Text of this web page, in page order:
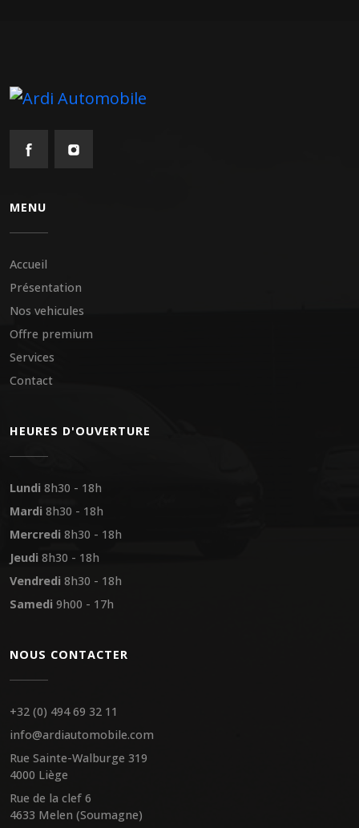
MENU
Accueil
Présentation
Nos vehicules
Offre premium
Services
Contact
HEURES D'OUVERTURE
Lundi 8h30 - 18h
Mardi 8h30 - 18h
Mercredi 8h30 - 18h
Jeudi 8h30 - 18h
Vendredi 8h30 - 18h
Samedi 9h00 - 17h
NOUS CONTACTER
+32 (0) 494 69 32 11
info@ardiautomobile.com
Rue Sainte-Walburge 319
4000 Liège
Rue de la clef 6
4633 Melen (Soumagne)